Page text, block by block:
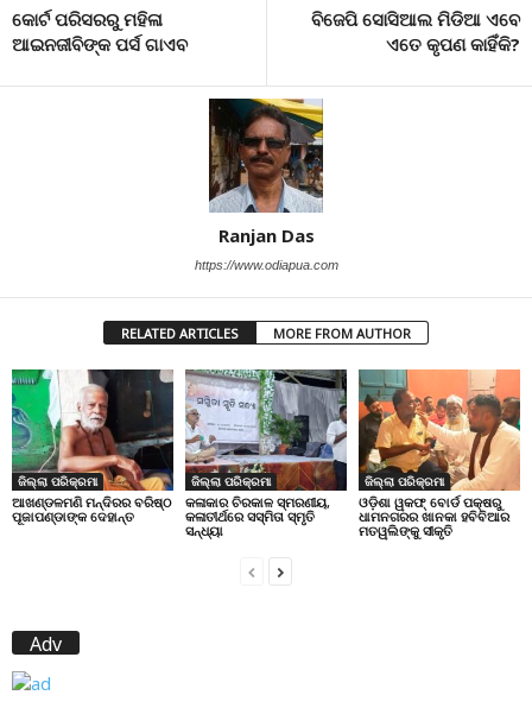
କୋର୍ଟ ପରିସରରୁ ମହିଳା
ଆଇନଜୀବିଙ୍କ ପର୍ସ ଗାଏବ
ବିଜେପି ସୋସିଆଲ ମିଡିଆ ଏବେ
ଏତେ କୃପଣ କାହିଁକି?
Ranjan Das
https://www.odiapua.com
RELATED ARTICLES MORE FROM AUTHOR
ଜିଲ୍ଲା ପରିକ୍ରମା
ଆଖଣ୍ଡଳମଣି ମନ୍ଦିରର ବରିଷ୍ଠ
ପୂଜାପଣ୍ଡାଙ୍କ ଦେହାନ୍ତ
ଜିଲ୍ଲା ପରିକ୍ରମା
କଳାକାର ଚିରକାଳ ସ୍ମରଣୀୟ,
କଳାତୀର୍ଥରେ ସସ୍ମିତା ସ୍ମୃତି
ସନ୍ଧ୍ୟା
ଜିଲ୍ଲା ପରିକ୍ରମା
ଓଡ଼ିଶା ୱକଫ୍ ବୋର୍ଡ ପକ୍ଷରୁ
ଧାମନଗରର ଖାନକା ହବିବିଆର
ମତୱଲିଙ୍କୁ ସୀକୃତି
Adv